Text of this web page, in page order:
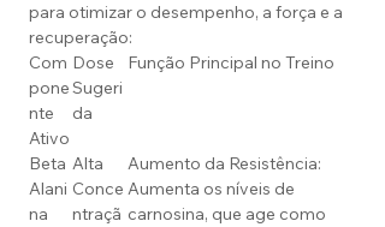
para otimizar o desempenho, a força e a
recuperação:
Com
pone
nte
Ativo
Dose
Sugeri
da
Função Principal no Treino
Beta
Alani
na
Alta
Conce
ntraçã
Aumento da Resistência:
Aumenta os níveis de
carnosina, que age como